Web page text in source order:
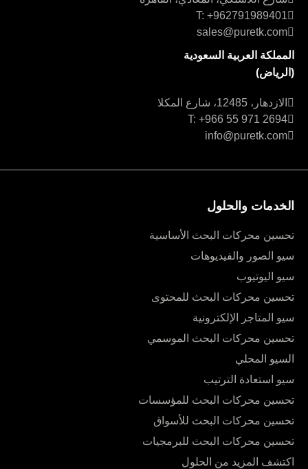
T: +962791989401
sales@puretk.com
المملكة العربية السعودية
(الرياض)
الازدهار، 12485، شارع المكلا
T: +966 55 971 2694
info@puretk.com
الخدمات والحلول
تحسين محركات البحث الأساسية
سيو الصور والفيديوهات
سيو اليوتيوب
تحسين محركات البحث للمحتوى
سيو المتاجر الإلكترونية
تحسين محركات البحث الموسمي
السيو المحلي
سيو استعادة الترتيب
تحسين محركات البحث للمؤسسات
تحسين محركات البحث للأسواق
تحسين محركات البحث للبرمجيات
اكتشف المزيد من الحلول